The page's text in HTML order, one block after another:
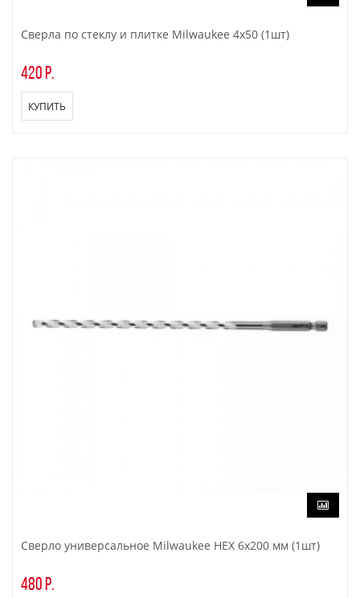
Сверла по стеклу и плитке Milwaukee 4x50 (1шт)
420 р.
КУПИТЬ
Сверло универсальное Milwaukee HEX 6x200 мм (1шт)
480 р.